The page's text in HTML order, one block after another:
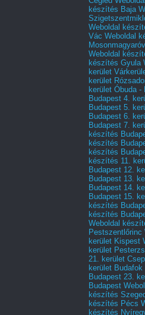
készítés Baja
Weboldal
Vác Weboldal
Weboldal
készítés Gyula
kerület
kerület
kerület Óbuda -
Budapest 4.
Budapest 5.
Budapest 6.
Budapest 7.
készítés
készítés
készítés
készítés 11.
Budapest 12.
Budapest 13.
Budapest 14.
Budapest 15.
készítés
készítés
Weboldal
Pestszentlőrinc
kerület Kispest
kerület
21. kerület
kerület Budafok
Budapest 23.
Budapest
készítés
készítés Pécs
készítés